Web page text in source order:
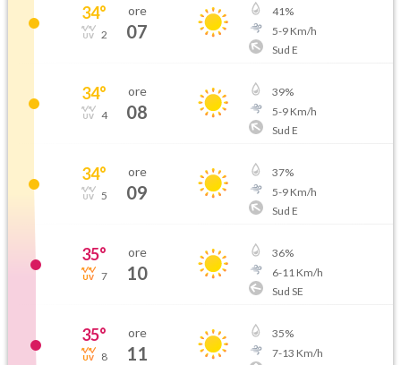
34°
2
ore
07
41%
5-9Km/h
Sud E
34°
4
ore
08
39%
5-9Km/h
Sud E
34°
5
ore
09
37%
5-9Km/h
Sud E
35°
7
ore
10
36%
6-11 Km/h
Sud SE
35°
8
ore
11
35%
7-13 Km/h